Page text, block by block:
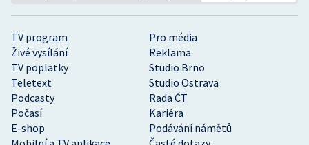
TV program
Pro média
Živé vysílání
Reklama
TV poplatky
Studio Brno
Teletext
Studio Ostrava
Podcasty
Rada ČT
Počasí
Kariéra
E-shop
Podávání námětů